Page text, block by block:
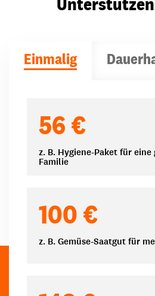
Einmalig
56 €
z. B. Hygiene-Paket für
Familie
100 €
z. B. Gemüse-Saatgut für